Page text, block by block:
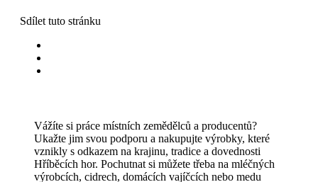
Sdílet tuto stránku
Vážíte si práce místních zemědělců a producentů?
Ukažte jim svou podporu a nakupujte výrobky, které
vznikly s odkazem na krajinu, tradice a dovednosti
Hříběcích hor. Pochutnat si můžete třeba na mléčných
výrobcích, cidrech, domácích vajíčcích nebo medu